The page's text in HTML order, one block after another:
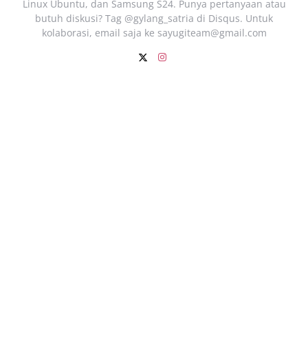
Linux Ubuntu, dan Samsung S24. Punya pertanyaan atau
butuh diskusi? Tag @gylang_satria di Disqus. Untuk
kolaborasi, email saja ke sayugiteam@gmail.com